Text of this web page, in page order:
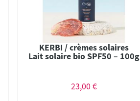
KERBI / crèmes solaires
Lait solaire bio SPF50 – 100g
23,00 €